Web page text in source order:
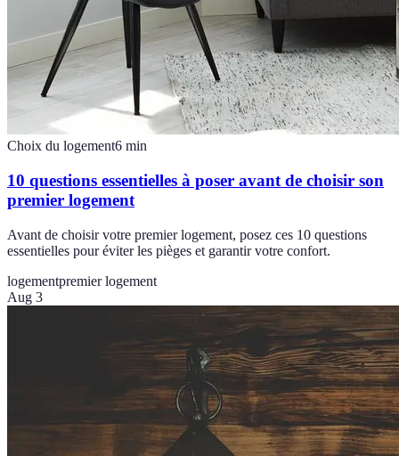
Choix du logement6 min
10 questions essentielles à poser avant de choisir son
premier logement
Avant de choisir votre premier logement, posez ces 10 questions
essentielles pour éviter les pièges et garantir votre confort.
logementpremier logement
Aug 3